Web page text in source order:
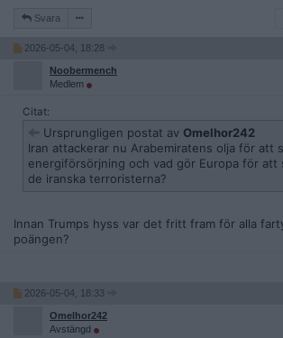
Svara
2026-05-04, 18:28
Noobermench
Medlem
Citat:
Ursprungligen postat av Omelhor242
Iran attackerar nu Arabemiratens olja för att
energiförsörjning och vad gör Europa för att
de iranska terroristerna?
Innan Trumps hyss var det fritt fram för alla
poängen?
2026-05-04, 18:33
Omelhor242
Avstängd